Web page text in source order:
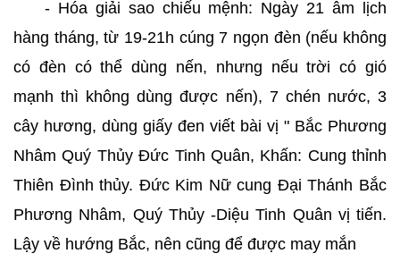
- Hóa giải sao chiếu mệnh: Ngày 21 âm lịch
hàng tháng, từ 19-21h cúng 7 ngọn đèn (nếu không
có đèn có thể dùng nến, nhưng nếu trời có gió
mạnh thì không dùng được nến), 7 chén nước, 3
cây hương, dùng giấy đen viết bài vị " Bắc Phương
Nhâm Quý Thủy Đức Tinh Quân, Khấn: Cung thỉnh
Thiên Đình thủy. Đức Kim Nữ cung Đại Thánh Bắc
Phương Nhâm, Quý Thủy -Diệu Tinh Quân vị tiến.
Lậy về hướng Bắc, nên cũng để được may mắn